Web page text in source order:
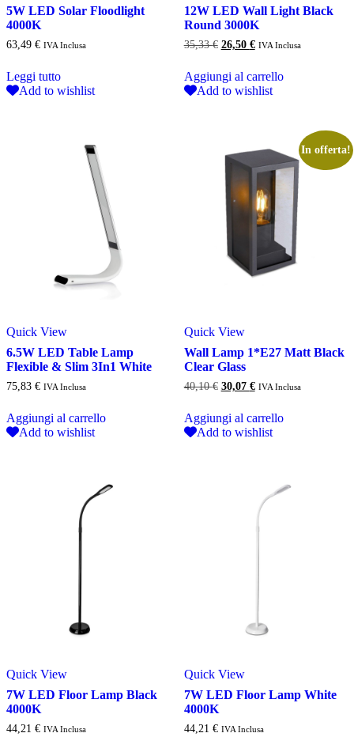
5W LED Solar Floodlight
4000K
63,49 € IVA Inclusa
Leggi tutto
Add to wishlist
12W LED Wall Light Black
Round 3000K
35,33€ Il
originale
era:
35,33 €.
26,50 €Il
attuale
è:
26,50 €.
IVA Inclusa
Aggiungi al carrello
Add to wishlist
Quick View
6.5W LED Table Lamp
Flexible & Slim 3In1 White
75,83 € IVA Inclusa
Aggiungi al carrello
Add to wishlist
In offerta!
Quick View
Wall Lamp 1*E27 Matt Black
Clear Glass
40,10€ Il
originale
era:
40,10 €.
30,07 €Il
attuale
è:
30,07 €.
IVA Inclusa
Aggiungi al carrello
Add to wishlist
Quick View
7W LED Floor Lamp Black
4000K
44,21 € IVA Inclusa
Quick View
7W LED Floor Lamp White
4000K
44,21 € IVA Inclusa